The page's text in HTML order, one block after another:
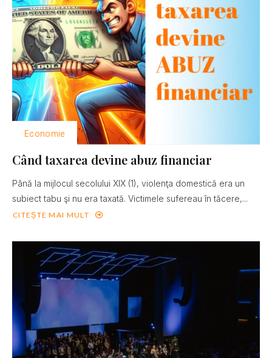
Economie
Când taxarea devine abuz financiar
Până la mijlocul secolului XIX (1), violenţa domestică era un
subiect tabu şi nu era taxată. Victimele sufereau în tăcere,...
CITEȘTE MAI MULT